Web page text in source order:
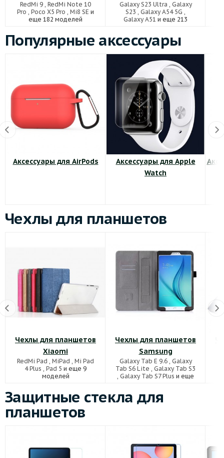
RedMi 9 , RedMi Note 10
Pro , Poco X5 Pro , Mi8 SE и
еще 182 моделей
Galaxy S23 Ultra , Galaxy
S23 , Galaxy A54 5G ,
Galaxy A51 и еще 213
Популярные аксессуары
Аксессуары для AirPods
Аксессуары для Apple
Watch
Чехлы для планшетов
Чехлы для планшетов
Xiaomi
RedMi Pad , MiPad , Mi Pad
4 Plus , Pad 5 и еще 9
моделей
Чехлы для планшетов
Samsung
Galaxy Tab E 9.6, Galaxy
Tab S6 Lite , Galaxy Tab S3
, Galaxy Tab S7 Plus и еще
Защитные стекла для
планшетов